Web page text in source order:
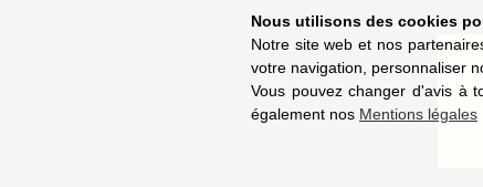
Nous utilisons des cookies
Notre site web et nos
votre navigation, personnaliser
Vous pouvez changer d'avis à
également nos Mentions légales